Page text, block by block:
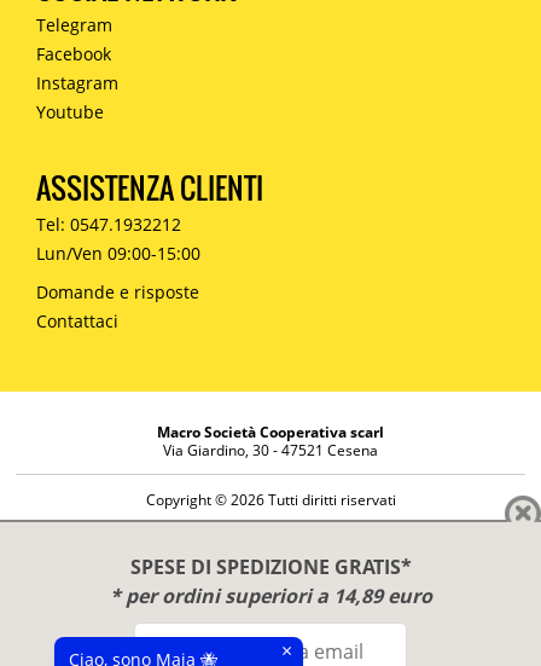
SPESE DI SPEDIZIONE GRATIS*
* per ordini superiori a 14,89 euro
Telegram
Facebook
Instagram
Youtube
ASSISTENZA CLIENTI
Tel: 0547.1932212
Lun/Ven 09:00-15:00
Domande e risposte
Contattaci
Macro Società Cooperativa scarl
Via Giardino, 30 - 47521 Cesena
Copyright © 2026 Tutti diritti riservati
Diritto di reso
Disclaimer
Privacy Policy
Ciao, sono Maia 🐝 ×